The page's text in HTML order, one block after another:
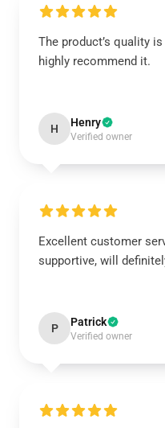
The product’s quality
highly recommend it.
H Henry
Verified owner
Excellent customer
supportive, will
P Patrick
Verified owner